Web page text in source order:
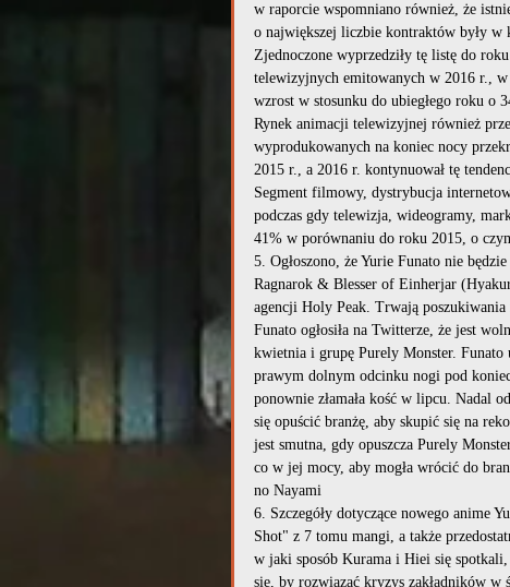
w raporcie wspomniano również, że
o największej liczbie kontraktów były w
Zjednoczone wyprzedziły tę listę do
telewizyjnych emitowanych w 2016 r.,
wzrost w stosunku do ubiegłego roku o
Rynek animacji telewizyjnej również
wyprodukowanych na koniec nocy
2015 r., a 2016 r. kontynuował tę
Segment filmowy, dystrybucja
podczas gdy telewizja, wideogramy,
41% w porównaniu do roku 2015, o
5. Ogłoszono, że Yurie Funato nie
Ragnarok & Blesser of Einherjar
agencji Holy Peak. Trwają
Funato ogłosiła na Twitterze, że jest
kwietnia i grupę Purely Monster. Funato
prawym dolnym odcinku nogi pod
ponownie złamała kość w lipcu. Nadal
się opuścić branżę, aby skupić się na
jest smutna, gdy opuszcza Purely
co w jej mocy, aby mogła wrócić do
no Nayami
6. Szczegóły dotyczące nowego anime
Shot" z 7 tomu mangi, a także
w jaki sposób Kurama i Hiei się
się, by rozwiązać kryzys zakładników w